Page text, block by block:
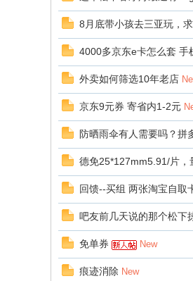
8月底带小孩去三亚玩，
4000多京东e卡怎么套 手
外卖如何筛选10年老店
京东9元券 寄省内1-2元
防晒雨伞有人需要吗？拼
德免25*127mm5.91/片，
回馈--买组 两张淘宝自取
吧友前几天说的那个松下
免单券 New
痕迹消除 New